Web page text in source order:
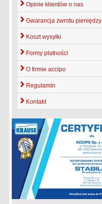
Opinie klientów o nas
Gwarancja zwrotu pieniędzy
Koszt wysyłki
Formy płatności
O firmie accipo
Regulamin
Kontakt